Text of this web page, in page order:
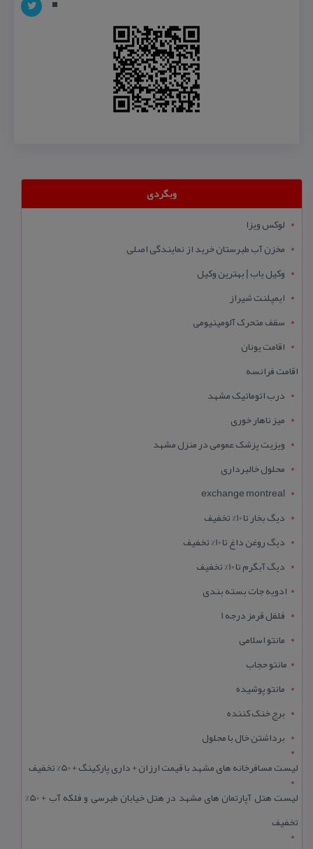
وبگردی
لوکس ویزا
مخزن آب طبرستان خرید از نمایندگی اصلی
وکیل یاب | بهترین وکیل
ایمپلنت شیراز
سقف متحرک آلومینیومی
اقامت یونان
اقامت فرانسه
درب اتوماتیک مشهد
میز ناهار خوری
ویزیت پزشک عمومی در منزل مشهد
محلول خالبرداری
exchange montreal
دیگ بخار تا 10% تخفیف
دیگ روغن داغ تا 10% تخفیف
دیگ آبگرم تا 10% تخفیف
ادویه جات بسته بندی
فلفل قرمز درجه 1
مانتو اسلامی
مانتو حجاب
مانتو پوشیده
برج خنک کننده
برداشتن خال با محلول
لیست مسافرخانه های مشهد با قیمت ارزان + داری پارکینگ + 50% تخفیف
لیست هتل آپارتمان های مشهد در هتل خیابان طبرسی و فلکه آب + 50%
تخفیف